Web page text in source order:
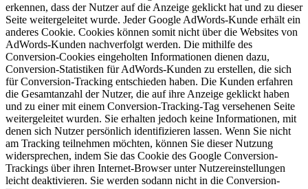
erkennen, dass der Nutzer auf die Anzeige geklickt hat und zu dieser
Seite weitergeleitet wurde. Jeder Google AdWords-Kunde erhält ein
anderes Cookie. Cookies können somit nicht über die Websites von
AdWords-Kunden nachverfolgt werden. Die mithilfe des
Conversion-Cookies eingeholten Informationen dienen dazu,
Conversion-Statistiken für AdWords-Kunden zu erstellen, die sich
für Conversion-Tracking entschieden haben. Die Kunden erfahren
die Gesamtanzahl der Nutzer, die auf ihre Anzeige geklickt haben
und zu einer mit einem Conversion-Tracking-Tag versehenen Seite
weitergeleitet wurden. Sie erhalten jedoch keine Informationen, mit
denen sich Nutzer persönlich identifizieren lassen. Wenn Sie nicht
am Tracking teilnehmen möchten, können Sie dieser Nutzung
widersprechen, indem Sie das Cookie des Google Conversion-
Trackings über ihren Internet-Browser unter Nutzereinstellungen
leicht deaktivieren. Sie werden sodann nicht in die Conversion-